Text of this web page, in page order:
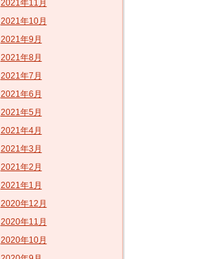
2021年11月
2021年10月
2021年9月
2021年8月
2021年7月
2021年6月
2021年5月
2021年4月
2021年3月
2021年2月
2021年1月
2020年12月
2020年11月
2020年10月